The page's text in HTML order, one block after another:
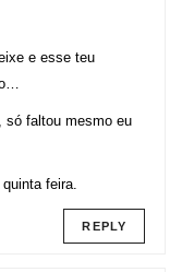
e esse teu
só faltou mesmo eu
feira.
REPLY